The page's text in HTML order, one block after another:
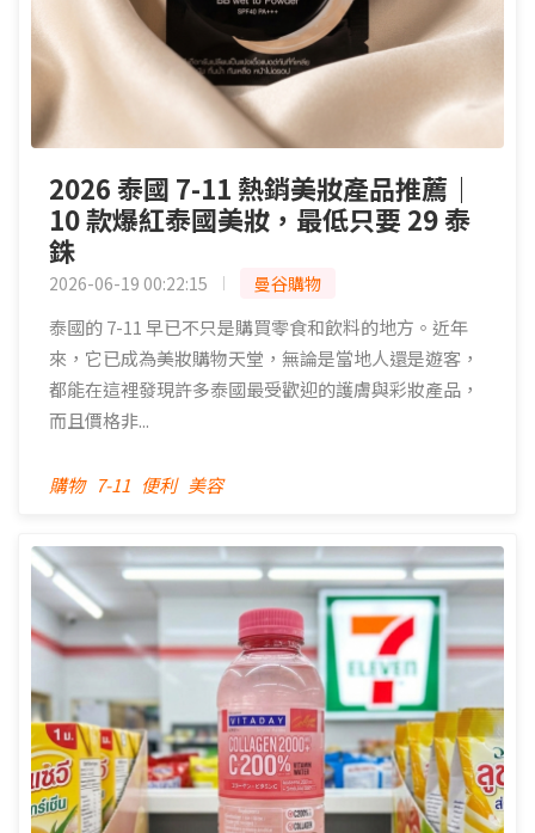
2026 泰國 7-11 熱銷美妝產品推薦｜
10 款爆紅泰國美妝，最低只要 29 泰
銖
2026-06-19 00:22:15 曼谷購物
泰國的 7-11 早已不只是購買零食和飲料的地方。近年
來，它已成為美妝購物天堂，無論是當地人還是遊客，
都能在這裡發現許多泰國最受歡迎的護膚與彩妝產品，
而且價格非...
購物 7-11 便利 美容